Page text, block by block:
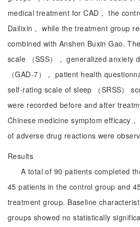
medical treatment for CAD， the
Dailixin， while the treatment group
combined with Anshen Buxin Gao.
scale （SSS）， generalized anxiety
（GAD-7）， patient health
self-rating scale of sleep （SRSS）
were recorded before and after
Chinese medicine symptom efficacy
of adverse drug reactions were
Results
A total of 90 patients completed
45 patients in the control group and
treatment group. Baseline
groups showed no statistically